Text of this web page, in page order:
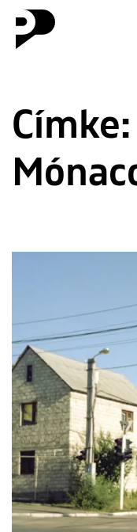
Címke: